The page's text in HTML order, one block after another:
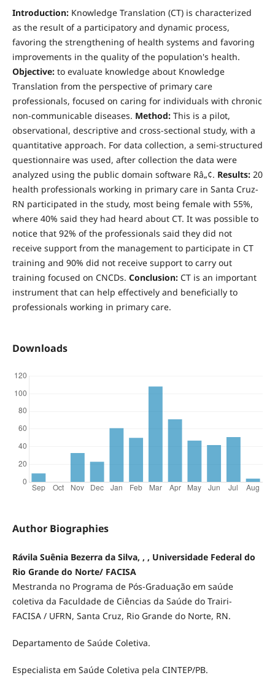
Introduction:Knowledge Translation (CT) is characterized
as the result of a participatory and dynamic process,
favoring the strengthening of health systems and favoring
improvements in the quality of the population's health.
Objective:to evaluate knowledge about Knowledge
Translation from the perspective of primary care
professionals, focused on caring for individuals with chronic
non-communicable diseases. Method:This is a pilot,
observational, descriptive and cross-sectional study, with a
quantitative approach. For data collection, a semi-structured
questionnaire was used, after collection the data were
analyzed using the public domain software Râ„¢. Results:20
health professionals working in primary care in Santa Cruz-
RN participated in the study, most being female with 55%,
where 40% said they had heard about CT. It was possible to
notice that 92% of the professionals said they did not
receive support from the management to participate in CT
training and 90% did not receive support to carry out
training focused on CNCDs. Conclusion:CT is an important
instrument that can help effectively and beneficially to
professionals working in primary care.
Downloads
Author Biographies
Rávila Suênia Bezerra da Silva, , , Universidade Federal do
Rio Grande do Norte/ FACISA
Mestranda no Programa de Pós-Graduação em saúde
coletiva da Faculdade de Ciências da Saúde do Trairi-
FACISA / UFRN, Santa Cruz, Rio Grande do Norte, RN.
Departamento de Saúde Coletiva.
Especialista em Saúde Coletiva pela CINTEP/PB.